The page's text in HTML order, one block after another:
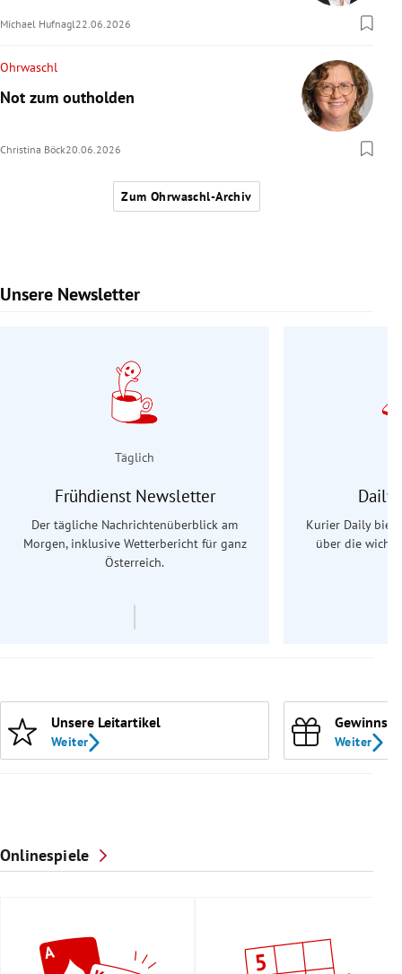
Michael Hufnagl 22.06.2026
Ohrwaschl
Not zum outholden
Christina Böck20.06.2026
Zum Ohrwaschl-Archiv
Unsere Newsletter
Slide 1 von 9
Täglich
Frühdienst Newsletter
Der tägliche Nachrichtenüberblick am
Morgen, inklusive Wetterbericht für ganz
Österreich.
Daily
Kurier Daily
über die
Unsere Leitartikel
Weiter Weiter
Onlinespiele